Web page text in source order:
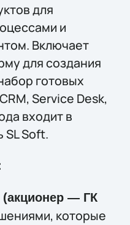
для
и
Включает
для создания
готовых
Service Desk,
входит в
SL Soft.
(акционер — ГК
которые